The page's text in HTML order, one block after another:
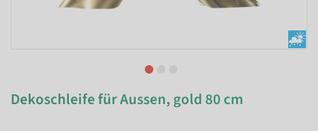
Dekoschleife für Aussen, gold 80 cm